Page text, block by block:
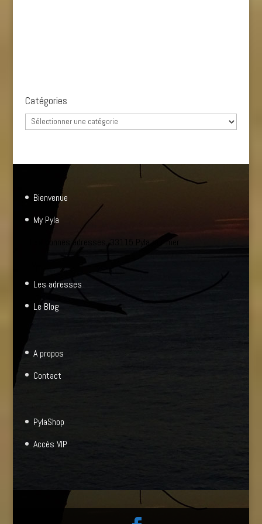
Catégories
Catégories
Bienvenue
My Pyla
Les bonnes adresses, 33115 Pyla sur mer
Les adresses
Le Blog
A propos
Contact
PylaShop
Accès VIP